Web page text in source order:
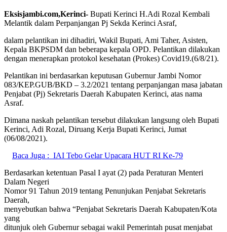
Eksisjambi.com,Kerinci- Bupati Kerinci H.Adi Rozal Kembali
Melantik dalam Perpanjangan Pj Sekda Kerinci Asraf,
dalam pelantikan ini dihadiri, Wakil Bupati, Ami Taher, Asisten,
Kepala BKPSDM dan beberapa kepala OPD. Pelantikan dilakukan
dengan menerapkan protokol kesehatan (Prokes) Covid19.(6/8/21).
Pelantikan ini berdasarkan keputusan Gubernur Jambi Nomor
083/KEP.GUB/BKD – 3.2/2021 tentang perpanjangan masa jabatan
Penjabat (Pj) Sekretaris Daerah Kabupaten Kerinci, atas nama
Asraf.
Dimana naskah pelantikan tersebut dilakukan langsung oleh Bupati
Kerinci, Adi Rozal, Diruang Kerja Bupati Kerinci, Jumat
(06/08/2021).
Baca Juga : IAI Tebo Gelar Upacara HUT RI Ke-79
Berdasarkan ketentuan Pasal I ayat (2) pada Peraturan Menteri
Dalam Negeri
Nomor 91 Tahun 2019 tentang Penunjukan Penjabat Sekretaris
Daerah,
menyebutkan bahwa “Penjabat Sekretaris Daerah Kabupaten/Kota
yang
ditunjuk oleh Gubernur sebagai wakil Pemerintah pusat menjabat